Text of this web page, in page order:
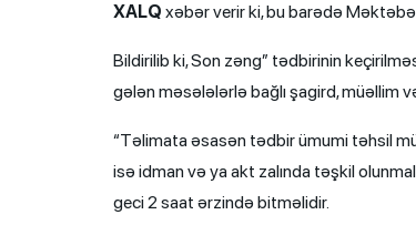
XALQ xəbər verir ki, bu barədə
Bildirilib ki, Son zəng” tədbirinin
gələn məsələlərlə bağlı şagird, müəllim
“Təlimata əsasən tədbir ümumi təhsil
isə idman və ya akt zalında təşkil
geci 2 saat ərzində bitməlidir.